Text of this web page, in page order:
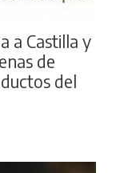
a Castilla y
de
del